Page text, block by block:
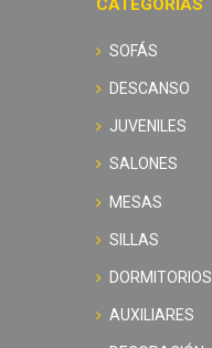
CATEGORIAS
SOFÁS
DESCANSO
JUVENILES
SALONES
MESAS
SILLAS
DORMITORIOS
AUXILIARES